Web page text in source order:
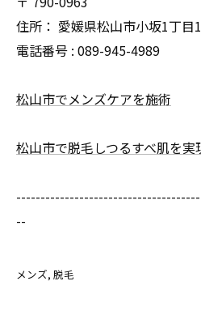
住所： 愛媛県松山市小坂1丁
電話番号 : 089-945-4989
松山市でメンズケアを施術
松山市で脱毛しつるすべ肌を実
--
メンズ 脱毛